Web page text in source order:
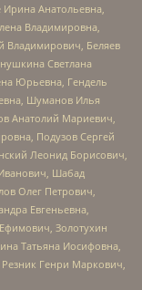
Анатольевна,
Владимировна,
Владимирович, Беляев
Светлана
Юрьевна, Гендель
Шуманов Илья
Анатолий Мариевич,
Подузов Сергей
Леонид Борисович,
Шабад
Олег Петрович,
Евгеньевна,
Золотухин
Татьяна Иосифовна,
Генри Маркович,